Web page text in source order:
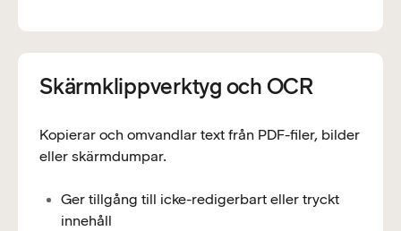
Skärmklippverktyg och OCR
Kopierar och omvandlar text från PDF-filer, bilder
eller skärmdumpar.
Ger tillgång till icke-redigerbart eller tryckt
innehåll